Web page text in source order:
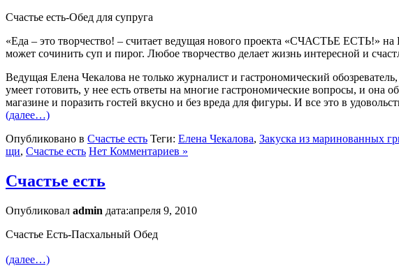
Счастье есть-Обед для супруга
«Еда – это творчество! – считает ведущая нового проекта «СЧАСТЬЕ ЕСТЬ!»
может сочинить суп и пирог. Любое творчество делает жизнь интересной и
Ведущая Елена Чекалова не только журналист и гастрономический
умеет готовить, у нее есть ответы на многие гастрономические вопросы, и
магазине и поразить гостей вкусно и без вреда для фигуры. И все это в
(далее…)
Опубликовано в Счастье есть Теги: Елена Чекалова, Закуска из маринованных
щи, Счастье есть Нет Комментариев »
Счастье есть
Опубликовал admin дата:апреля 9, 2010
Счастье Есть-Пасхальный Обед
(далее…)